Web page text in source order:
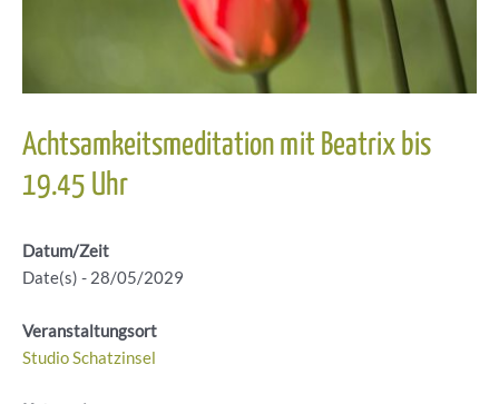
Achtsamkeitsmeditation mit Beatrix bis
19.45 Uhr
Datum/Zeit
Date(s) - 28/05/2029
Veranstaltungsort
Studio Schatzinsel